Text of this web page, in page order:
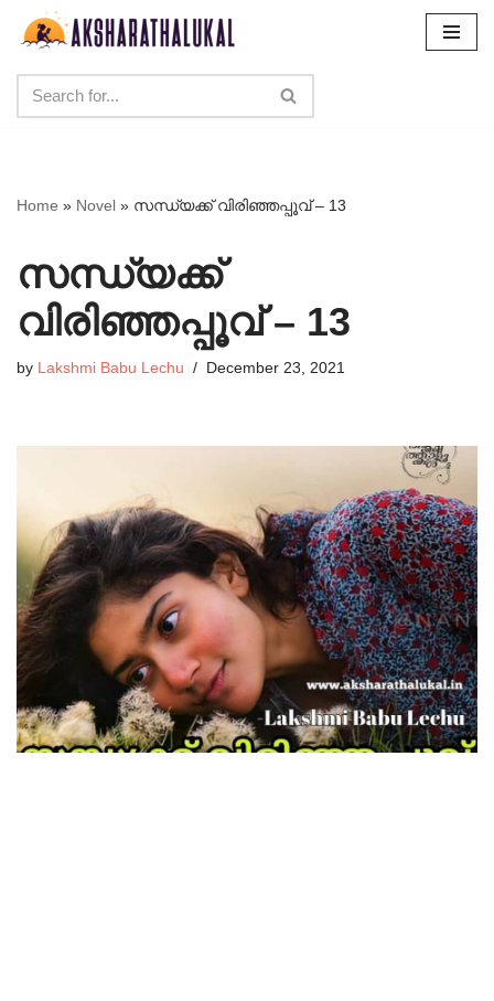
content
Home » Novel » സന്ധ്യക്ക് വിരിഞ്ഞപ്പൂവ് – 13
സന്ധ്യക്ക്
വിരിഞ്ഞപ്പൂവ് – 13
by Lakshmi Babu Lechu December 23, 2021